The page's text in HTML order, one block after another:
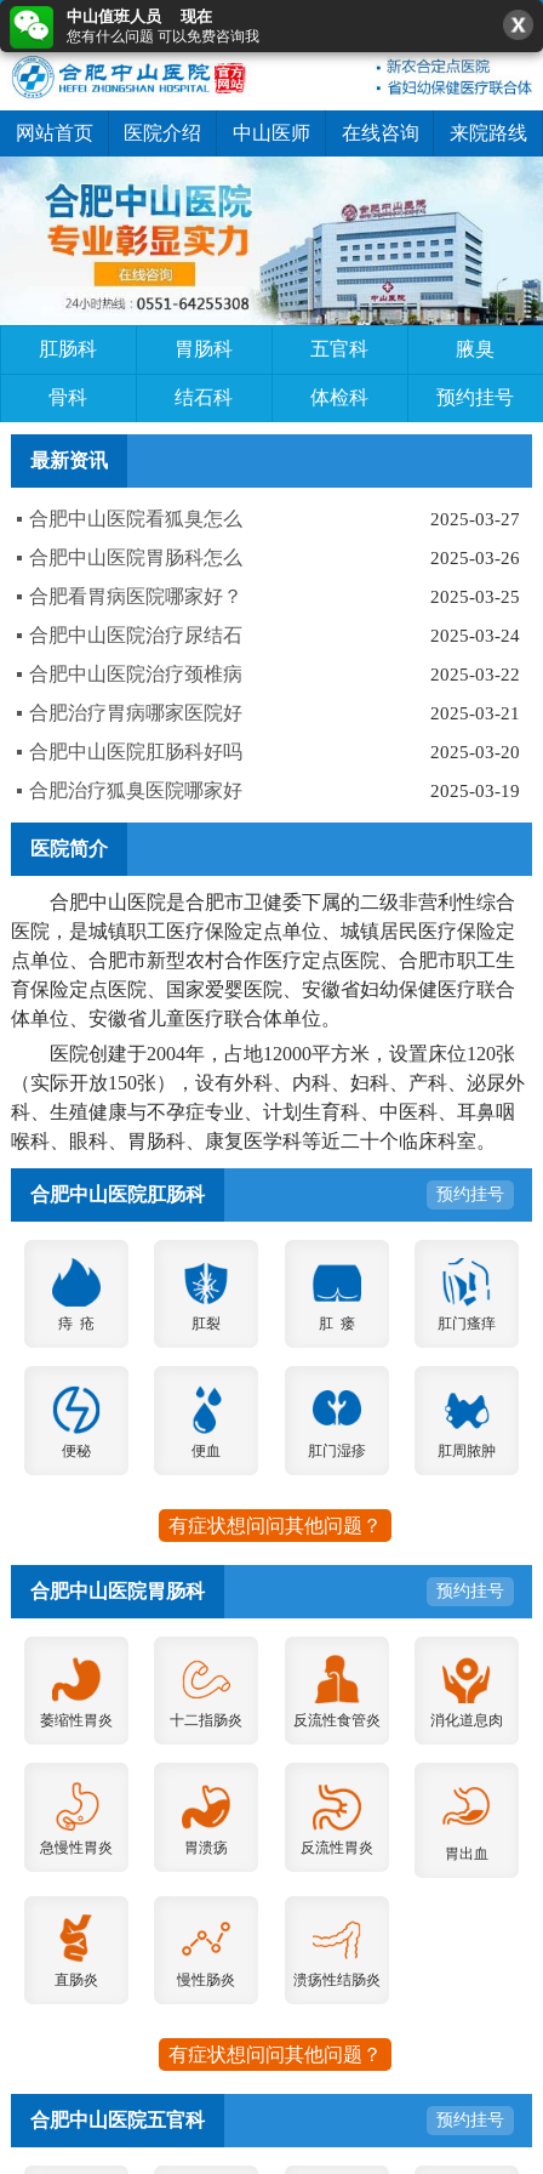
网站首页 医院介绍 中山医师 在线咨询 来院路线
肛肠科 胃肠科 五官科 腋臭
骨科 结石科 体检科 预约挂号
最新资讯
2025-03-27
合肥中山医院看狐臭怎么
2025-03-26
合肥中山医院胃肠科怎么
2025-03-25
合肥看胃病医院哪家好？
2025-03-24
合肥中山医院治疗尿结石
2025-03-22
合肥中山医院治疗颈椎病
2025-03-21
合肥治疗胃病哪家医院好
2025-03-20
合肥中山医院肛肠科好吗
2025-03-19
合肥治疗狐臭医院哪家好
医院简介
合肥中山医院是合肥市卫健委下属的二级非营利性综合
医院，是城镇职工医疗保险定点单位、城镇居民医疗保险定
点单位、合肥市新型农村合作医疗定点医院、合肥市职工生
育保险定点医院、国家爱婴医院、安徽省妇幼保健医疗联合
体单位、安徽省儿童医疗联合体单位。
医院创建于2004年，占地12000平方米，设置床位120张
（实际开放150张），设有外科、内科、妇科、产科、泌尿外
科、生殖健康与不孕症专业、计划生育科、中医科、耳鼻咽
喉科、眼科、胃肠科、康复医学科等近二十个临床科室。
合肥中山医院肛肠科 预约挂号
痔 疮 肛裂 肛 瘘 肛门瘙痒
便秘 便血 肛门湿疹 肛周脓肿
有症状想问问其他问题？
合肥中山医院胃肠科 预约挂号
萎缩性胃炎 十二指肠炎 反流性食管炎 消化道息肉
急慢性胃炎 胃溃疡 反流性胃炎 胃出血
直肠炎 慢性肠炎 溃疡性结肠炎
有症状想问问其他问题？
合肥中山医院五官科 预约挂号
0551-64255308
中山值班人员 现在
您有什么问题 可以免费咨询我